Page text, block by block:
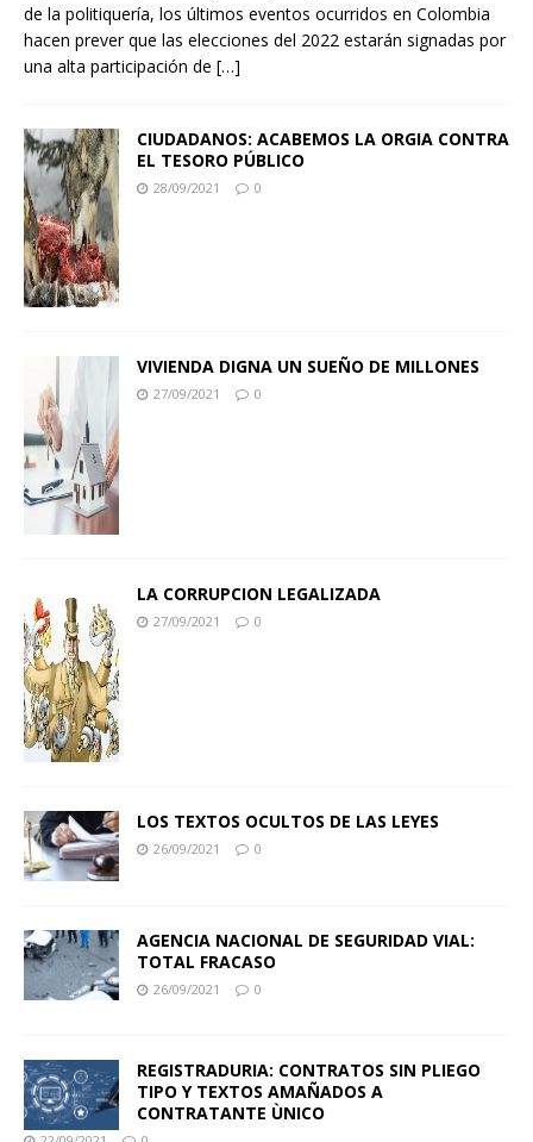
de la politiquería, los últimos eventos ocurridos en Colombia
hacen prever que las elecciones del 2022 estarán signadas por
una alta participación de […]
CIUDADANOS: ACABEMOS LA ORGIA CONTRA
EL TESORO PÚBLICO
28/09/2021 0
VIVIENDA DIGNA UN SUEÑO DE MILLONES
27/09/2021 0
LA CORRUPCION LEGALIZADA
27/09/2021 0
LOS TEXTOS OCULTOS DE LAS LEYES
26/09/2021 0
AGENCIA NACIONAL DE SEGURIDAD VIAL:
TOTAL FRACASO
26/09/2021 0
REGISTRADURIA: CONTRATOS SIN PLIEGO
TIPO Y TEXTOS AMAÑADOS A
CONTRATANTE ÙNICO